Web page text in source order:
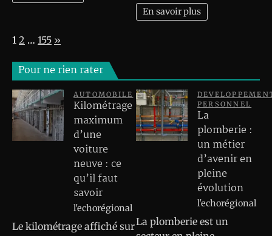
En savoir plus
Page:
1 2 … 155 Next
»
Pour ne rien rater
AUTOMOBILE
Kilométrage
maximum
d’une
voiture
neuve : ce
qu’il faut
savoir
l'echorégional
Le kilométrage affiché sur
PERSONNEL
La
plomberie :
un métier
d’avenir en
pleine
évolution
l'echorégional
La plomberie est un